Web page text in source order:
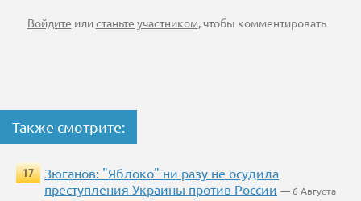
Войдите илистаньте участником, чтобы комментировать
Также смотрите:
17
Зюганов: "Яблоко" ни разу не осудила
преступления Украины против России — 6 Августа